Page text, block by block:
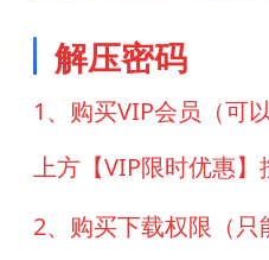
解压密码
1、购买VIP会员（可
上方【VIP限时优惠】
2、购买下载权限（